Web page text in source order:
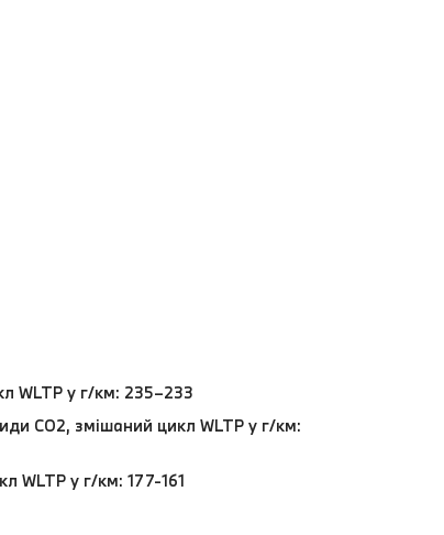
WLTP у г/км: 235–233
CO2, змішаний цикл WLTP у г/км:
WLTP у г/км: 177-161